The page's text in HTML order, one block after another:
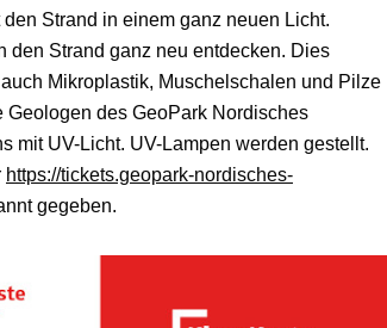
Strand in einem ganz neuen Licht.
den Strand ganz neu entdecken. Dies
Mikroplastik, Muschelschalen und Pilze
Geologen des GeoPark Nordisches
mit UV-Licht. UV-Lampen werden gestellt.
https://tickets.geopark-nordisches-
gegeben.